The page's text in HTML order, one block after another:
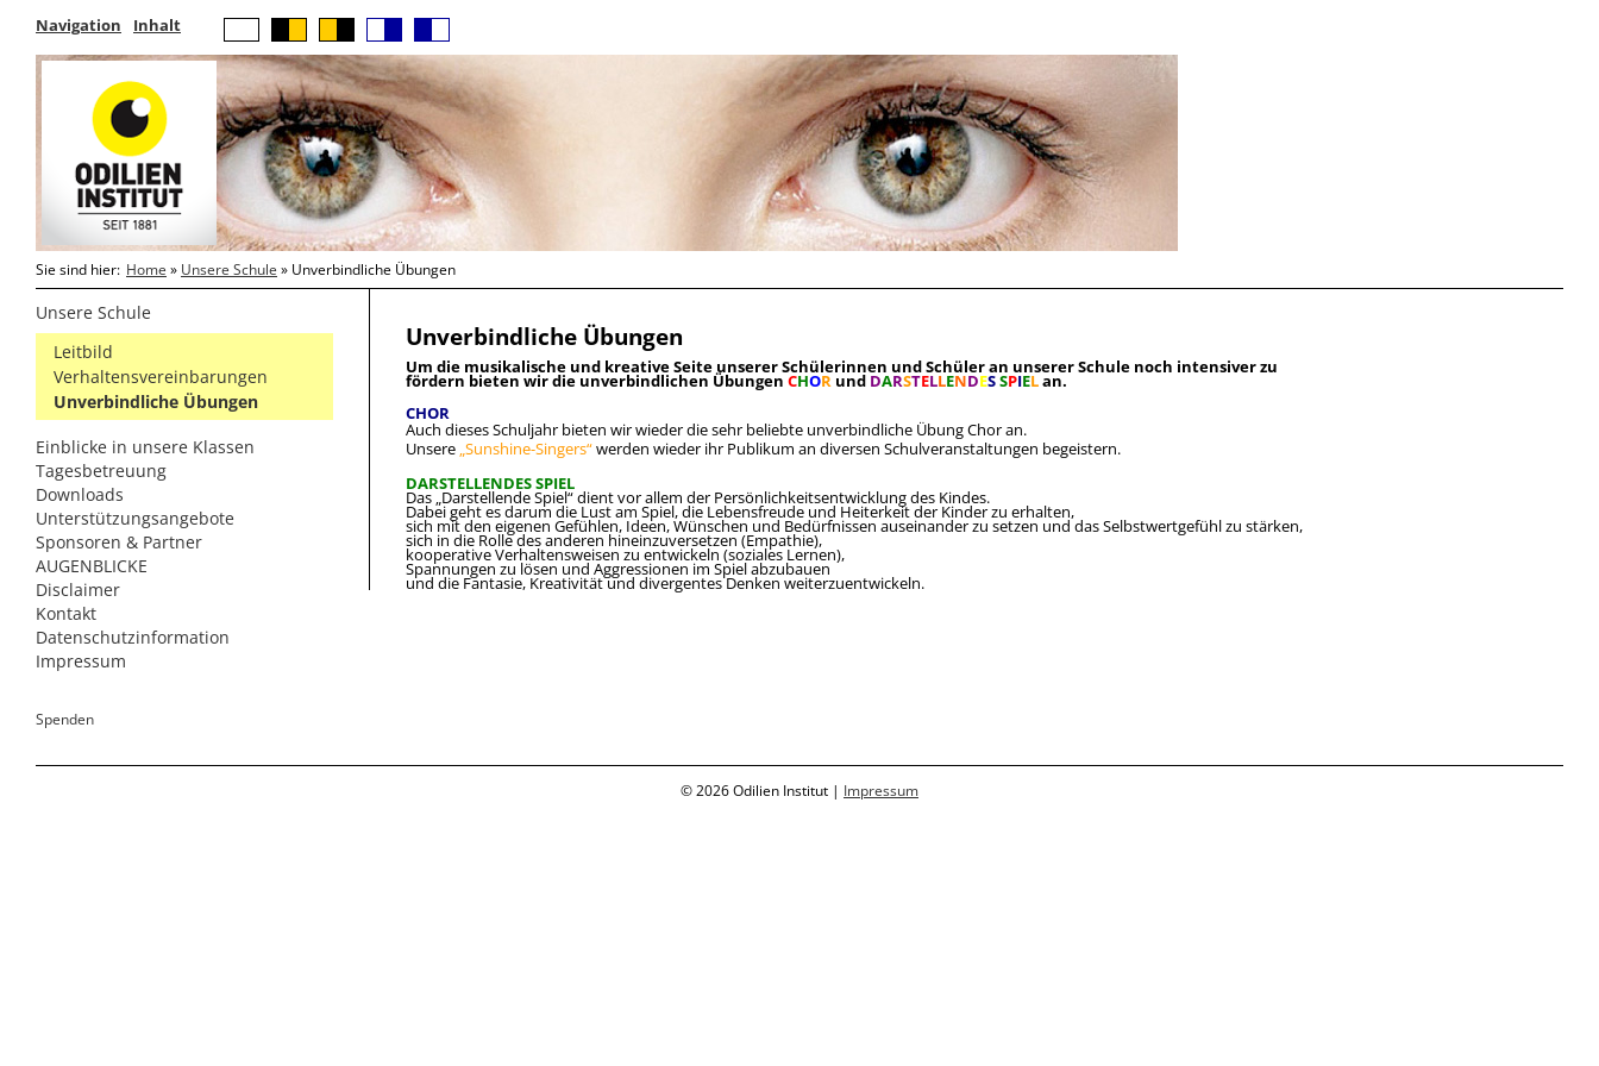
Navigation Inhalt
Sie sind hier: Home » Unsere Schule » Unverbindliche Übungen
Unsere Schule
Leitbild
Verhaltensvereinbarungen
Unverbindliche Übungen
Einblicke in unsere Klassen
Tagesbetreuung
Downloads
Unterstützungsangebote
Sponsoren & Partner
AUGENBLICKE
Disclaimer
Kontakt
Datenschutzinformation
Impressum
Spenden
Unverbindliche Übungen
Um die musikalische und kreative Seite unserer Schülerinnen und Schüler an unserer Schule noch intensiver zu
fördern bieten wir die unverbindlichen Übungen CHOR und DARSTELLENDESSPIELan.
CHOR
Auch dieses Schuljahr bieten wir wieder die sehr beliebte unverbindliche Übung Chor an.
Unsere „Sunshine-Singers“werden wieder ihr Publikum an diversen Schulveranstaltungen begeistern.
DARSTELLENDES SPIEL
Das „Darstellende Spiel“ dient vor allem der Persönlichkeitsentwicklung des Kindes.
Dabei geht es darum die Lust am Spiel, die Lebensfreude und Heiterkeit der Kinder zu erhalten,
sich mit den eigenen Gefühlen, Ideen, Wünschen und Bedürfnissen auseinander zu setzen und das Selbstwertgefühl zu stärken,
sich in die Rolle des anderen hineinzuversetzen (Empathie),
kooperative Verhaltensweisen zu entwickeln (soziales Lernen),
Spannungen zu lösen und Aggressionen im Spiel abzubauen
und die Fantasie, Kreativität und divergentes Denken weiterzuentwickeln.
© 2026 Odilien Institut | Impressum